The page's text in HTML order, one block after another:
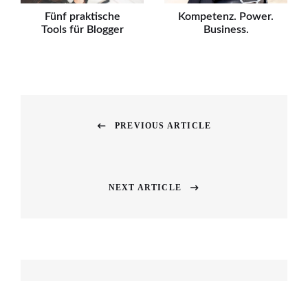
Fünf praktische
Tools für Blogger
Kompetenz. Power.
Business.
PREVIOUS ARTICLE
NEXT ARTICLE